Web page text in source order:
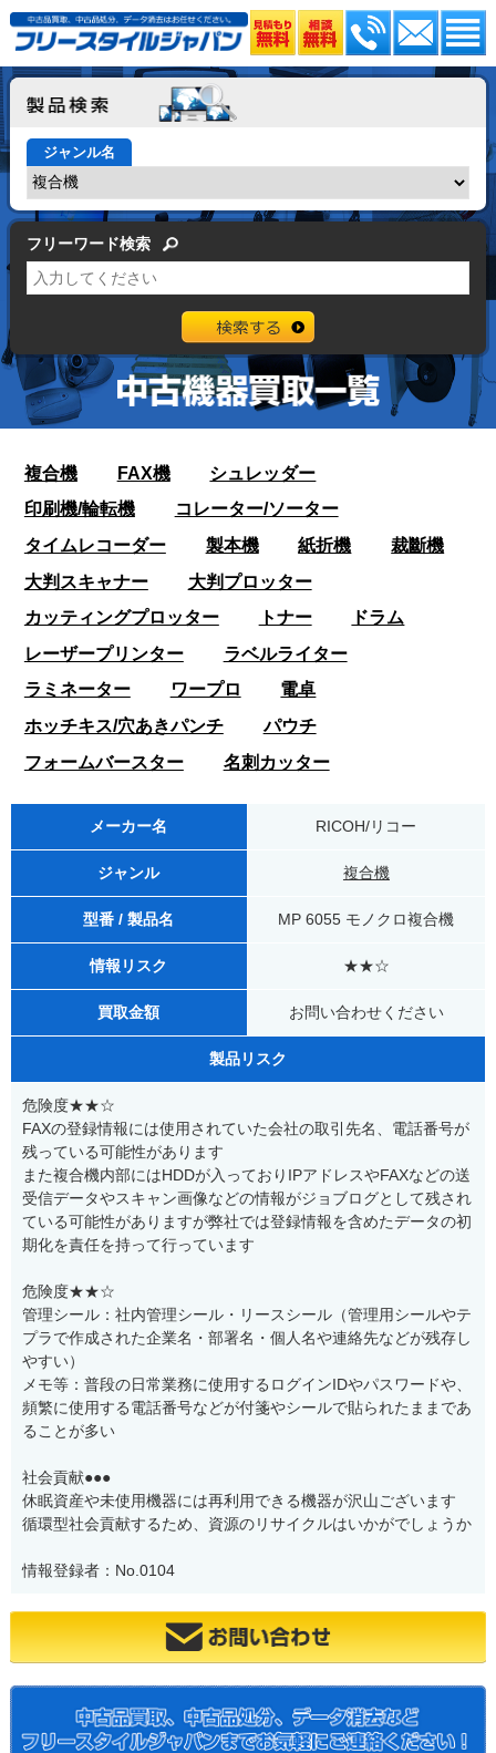
ジャンル名
フリーワード検索
複合機 FAX機
シュレッダー
印刷機/輪転機
コレーター/ソーター
タイムレコーダー
製本機 紙折機
裁斷機
大判スキャナー
大判プロッター
カッティングプロッター
トナー
ドラム
レーザープリンター
ラベルライター
ラミネーター
ワープロ
電卓
ホッチキス/穴あきパンチ
パウチ
フォームバースター
名刺カッター
メーカー名 RICOH/リコー
ジャンル 複合機
型番 / 製品名 MP 6055 モノクロ複合機
情報リスク ★★☆
買取金額 お問い合わせください
製品リスク
危険度★★☆
FAXの登録情報には使用されていた会社の取引先名、電話番号が
残っている可能性があります
また複合機内部にはHDDが入っておりIPアドレスやFAXなどの送
受信データやスキャン画像などの情報がジョブログとして残され
ている可能性がありますが弊社では登録情報を含めたデータの初
期化を責任を持って行っています
危険度★★☆
管理シール：社内管理シール・リースシール（管理用シールやテ
プラで作成された企業名・部署名・個人名や連絡先などが残存し
やすい）
メモ等：普段の日常業務に使用するログインIDやパスワードや、
頻繁に使用する電話番号などが付箋やシールで貼られたままであ
ることが多い
社会貢献●●●
休眠資産や未使用機器には再利用できる機器が沢山ございます
循環型社会貢献するため、資源のリサイクルはいかがでしょうか
情報登録者：No.0104